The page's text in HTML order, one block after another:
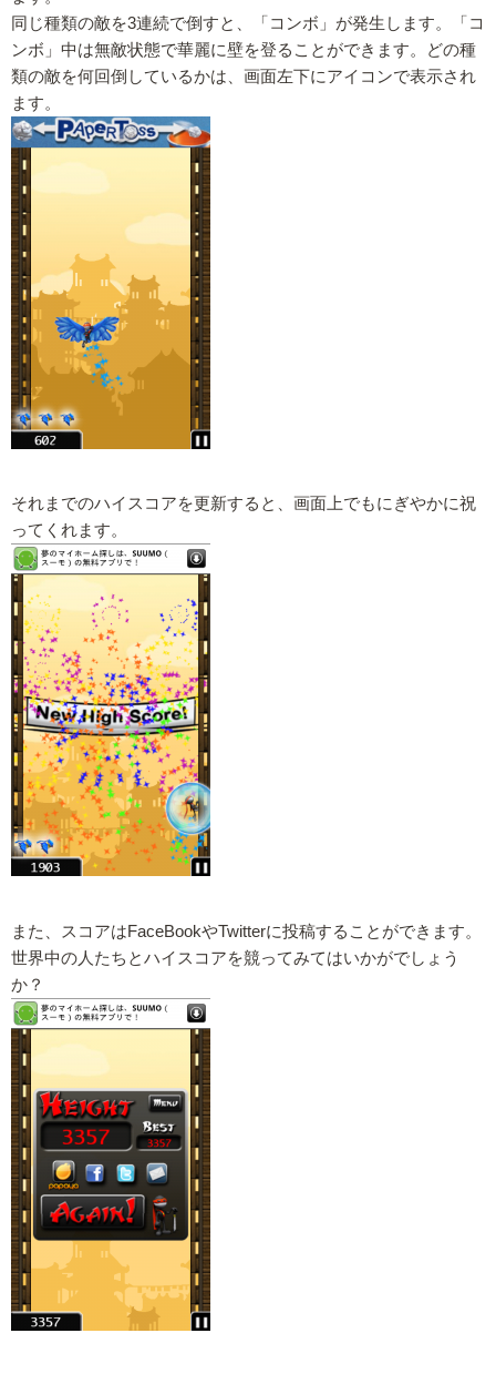
同じ種類の敵を3連続で倒すと、「コンボ」が発生します。「コ
ンボ」中は無敵状態で華麗に壁を登ることができます。どの種
類の敵を何回倒しているかは、画面左下にアイコンで表示され
ます。
それまでのハイスコアを更新すると、画面上でもにぎやかに祝
ってくれます。
また、スコアはFaceBookやTwitterに投稿することができます。
世界中の人たちとハイスコアを競ってみてはいかがでしょう
か？